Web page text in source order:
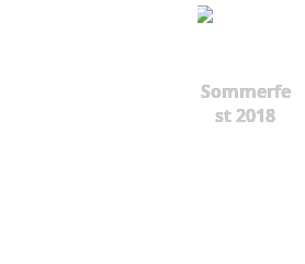
Sommerfe
st 2018